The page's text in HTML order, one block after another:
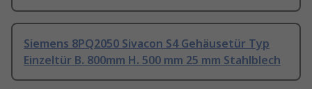
Siemens 8PQ2050 Sivacon S4 Gehäusetür Typ
Einzeltür B. 800mm H. 500 mm 25 mm Stahlblech